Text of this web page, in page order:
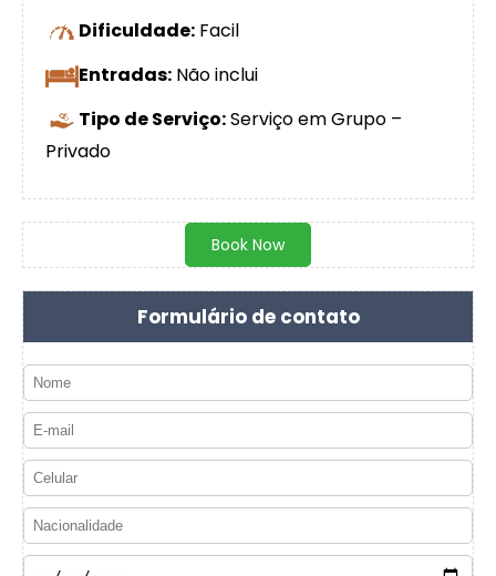
Dificuldade: Facil
Entradas: Não inclui
Tipo de Serviço:Serviço em Grupo –
Privado
Book Now
Formulário de contato